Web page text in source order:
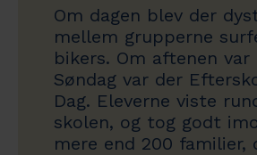
Om dagen blev der
mellem grupperne
bikers. Om aftenen
Søndag var der
Dag. Eleverne viste
skolen, og tog godt
mere end 200 familier,
Musik
Trivsel på Ingstrup Efterskole
Kostpolitik
Vejledning til forældre
Offentlig information
Efterskole og økonomi